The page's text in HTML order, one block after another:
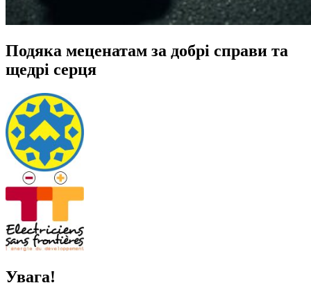
Подяка меценатам за добрі справи та
щедрі серця
Увага!